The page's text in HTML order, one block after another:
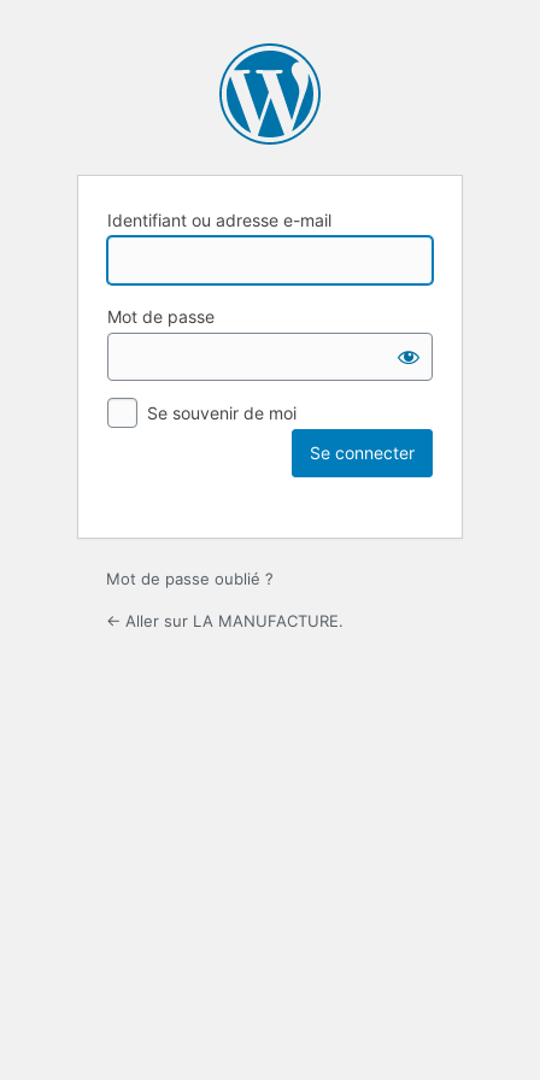
Identifiant ou adresse e-mail
Mot de passe
Se souvenir de moi
Mot de passe oublié ?
← Aller sur LA MANUFACTURE.